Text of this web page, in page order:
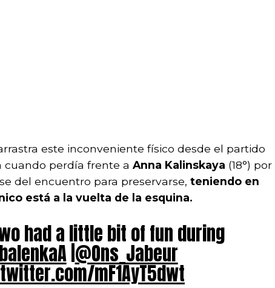
este inconveniente físico desde el partido
perdía frente a Anna Kalinskaya (18°) por
del encuentro para preservarse, teniendo en
está a la vuelta de la esquina.
had a little bit of fun during
| @Ons_Jabeur
mF1AyT5dwt